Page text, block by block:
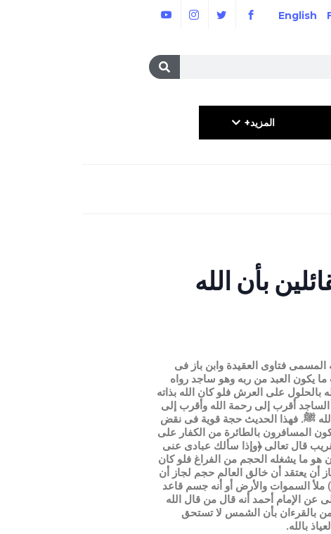
English
المزيد+
بأن الله
المسمى فتاوى العقيدة وابن باز فى
يكون العبد من ربه وهو ساجد رواه
على العرش فلو كان الله بذاته
أقرب إلى رحمة الله وأقرب إلى
الله ﷺ. فهذا الحديث حجة قوية فى نقض
المسافرون بالطائرة من الكفار على
قال تعالى ﴿وإذا سألك عبادى عنى
هو ما يشغله الحجم من الفراغ فلو كان
أن يعتقد أن خالق العالم حجم لجاز أن
ملأ السموات والأرض أو أنه جسم قاعد
الإمام أحمد أنه قال من قال الله
بالقرءان بأن الشمس لا تستحق
بالله.